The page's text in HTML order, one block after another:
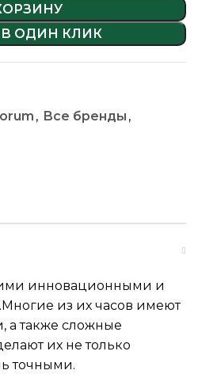
В ОДИН КЛИК
, Все бренды ,
инновационными и
из их часов имеют
а также сложные
их не только
точными.